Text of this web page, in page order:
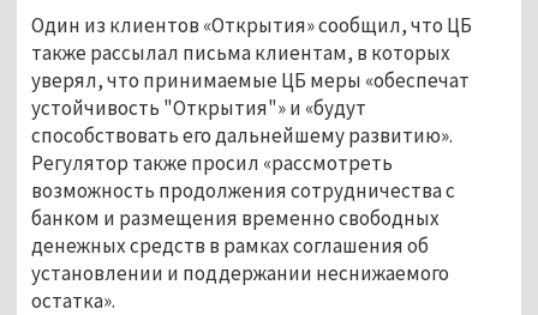
Один из клиентов «Открытия» сообщил, что ЦБ
также рассылал письма клиентам, в которых
уверял, что принимаемые ЦБ меры «обеспечат
устойчивость "Открытия"» и «будут
способствовать его дальнейшему развитию».
Регулятор также просил «рассмотреть
возможность продолжения сотрудничества с
банком и размещения временно свободных
денежных средств в рамках соглашения об
установлении и поддержании неснижаемого
остатка».